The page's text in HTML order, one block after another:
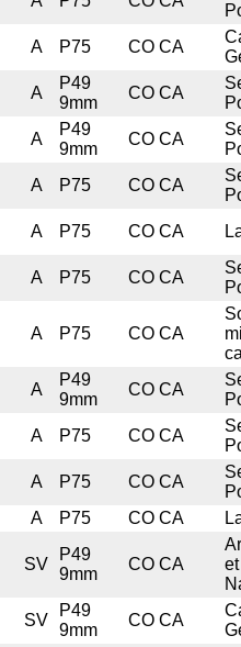
A P75 CO CA
A
P49
9mm
CO CA
A
P49
9mm
CO CA
A P75 CO CA
A P75 CO CA
A P75 CO CA
A P75 CO CA
A
P49
9mm
CO CA
A P75 CO CA
A P75 CO CA
A P75 CO CA
SV
P49
9mm
CO CA
et
SV
P49
9mm
CO CA